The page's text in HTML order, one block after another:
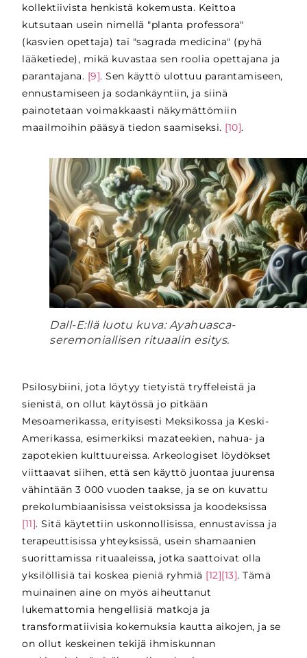
kollektiivista henkistä kokemusta. Keittoa
kutsutaan usein nimellä "planta professora"
(kasvien opettaja) tai "sagrada medicina" (pyhä
lääketiede), mikä kuvastaa sen roolia opettajana ja
parantajana. [9]. Sen käyttö ulottuu parantamiseen,
ennustamiseen ja sodankäyntiin, ja siinä
painotetaan voimakkaasti näkymättömiin
maailmoihin pääsyä tiedon saamiseksi. [10].
Dall-E:llä luotu kuva: Ayahuasca-
seremoniallisen rituaalin esitys.
Psilosybiini, jota löytyy tietyistä tryffeleistä ja
sienistä, on ollut käytössä jo pitkään
Mesoamerikassa, erityisesti Meksikossa ja Keski-
Amerikassa, esimerkiksi mazateekien, nahua- ja
zapotekien kulttuureissa. Arkeologiset löydökset
viittaavat siihen, että sen käyttö juontaa juurensa
vähintään 3 000 vuoden taakse, ja se on kuvattu
prekolumbiaanisissa veistoksissa ja koodeksissa
[11]. Sitä käytettiin uskonnollisissa, ennustavissa ja
terapeuttisissa yhteyksissä, usein shamaanien
suorittamissa rituaaleissa, jotka saattoivat olla
yksilöllisiä tai koskea pieniä ryhmiä [12][13].Tämä
muinainen aine on myös aiheuttanut
lukemattomia hengellisiä matkoja ja
transformatiivisia kokemuksia kautta aikojen, ja se
on ollut keskeinen tekijä ihmiskunnan